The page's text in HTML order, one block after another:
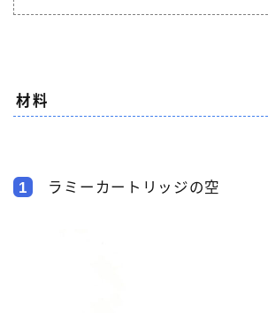
材料
1 ラミーカートリッジの空